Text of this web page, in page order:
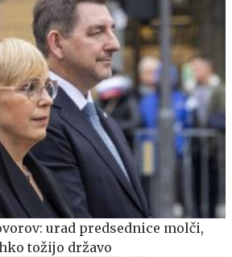
urad predsednice molči,
tožijo državo